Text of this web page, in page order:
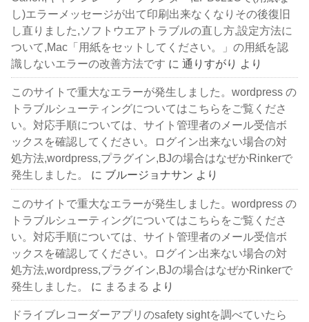
し)エラーメッセージが出て印刷出来なくなりその後復旧
し直りました,ソフトウエアトラブルの直し方,設定方法に
ついて,Mac「用紙をセットしてください。」の用紙を認
識しないエラーの改善方法です に通りすがり より
このサイトで重大なエラーが発生しました。wordpress の
トラブルシューティングについてはこちらをご覧くださ
い。対応手順については、サイト管理者のメール受信ボ
ックスを確認してください。ログイン出来ない場合の対
処方法,wordpress,プラグイン,BJの場合はなぜかRinkerで
発生しました。
に ブルージョナサン より
このサイトで重大なエラーが発生しました。wordpress の
トラブルシューティングについてはこちらをご覧くださ
い。対応手順については、サイト管理者のメール受信ボ
ックスを確認してください。ログイン出来ない場合の対
処方法,wordpress,プラグイン,BJの場合はなぜかRinkerで
発生しました。
に まるまる より
ドライブレコーダーアプリのsafety sightを調べていたら